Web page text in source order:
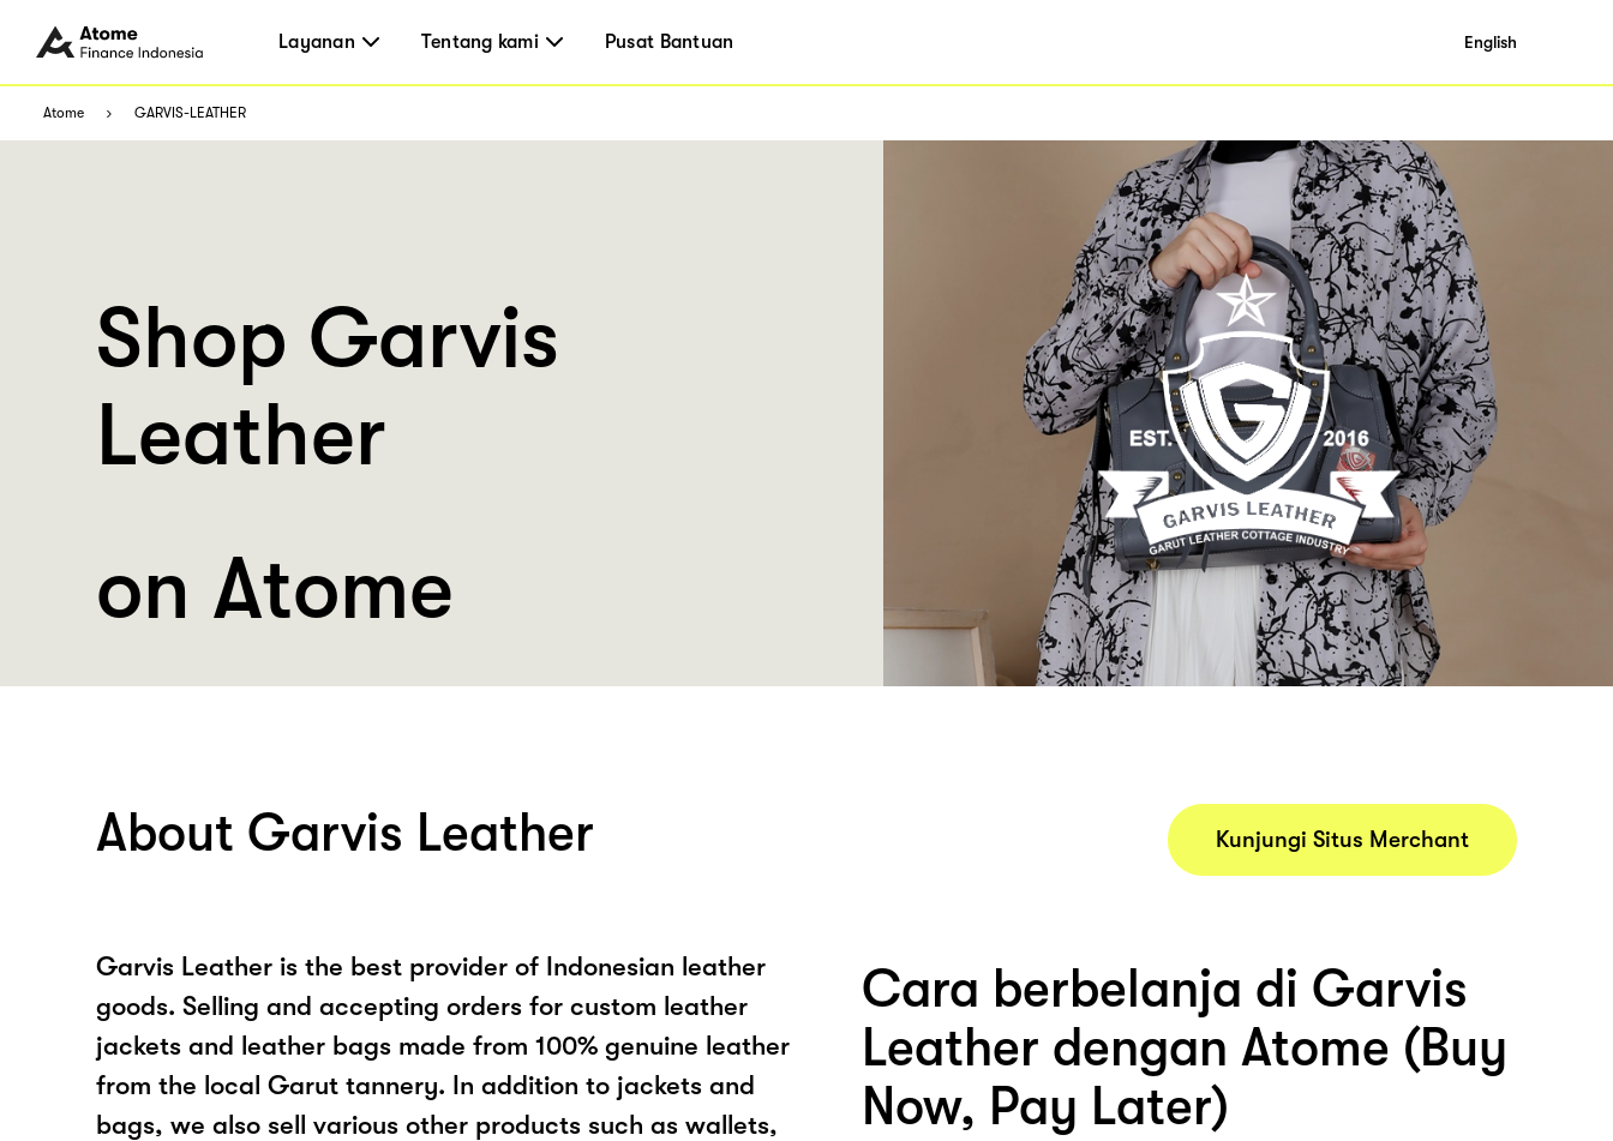
Layanan Tentang kami Pusat Bantuan English
Atome GARVIS-LEATHER
Shop Garvis
Leather
on Atome
About Garvis Leather
Garvis Leather is the best provider of Indonesian leather
goods. Selling and accepting orders for custom leather
jackets and leather bags made from 100% genuine leather
from the local Garut tannery. In addition to jackets and
bags, we also sell various other products such as wallets,
Kunjungi Situs Merchant
Cara berbelanja di Garvis
Leather dengan Atome (Buy
Now, Pay Later)